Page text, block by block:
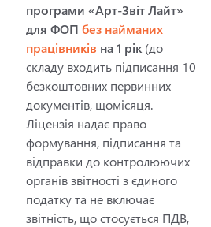
програми «Арт-Звіт Лайт»
для ФОП без найманих
працівників на 1 рік (до
складу входить підписання 10
безкоштовних первинних
документів, щомісяця.
Ліцензія надає право
формування, підписання та
відправки до контролюючих
органів звітності з єдиного
податку та не включає
звітність, що стосується ПДВ,